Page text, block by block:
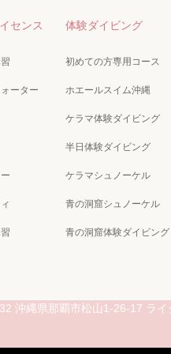
センス
ーター
体験ダイビング
初めての方専用コース
ホエールスイム沖縄
ケラマ体験ダイビング
半日体験ダイビング
ケラマシュノーケル
青の洞窟シュノーケル
青の洞窟体験ダイビング
沖縄県那覇市松山1-26-17 ライ